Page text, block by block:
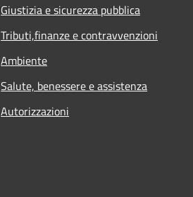
Giustizia e sicurezza pubblica
Tributi,finanze e contravvenzioni
Ambiente
Salute, benessere e assistenza
Autorizzazioni